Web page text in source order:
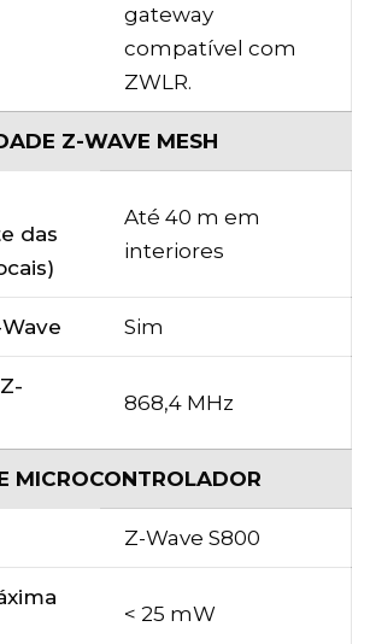
gateway
compatível com
ZWLR.
Z-WAVE MESH
das
Até 40 m em
interiores
Sim
868,4 MHz
MICROCONTROLADOR
Z-Wave S800
< 25 mW